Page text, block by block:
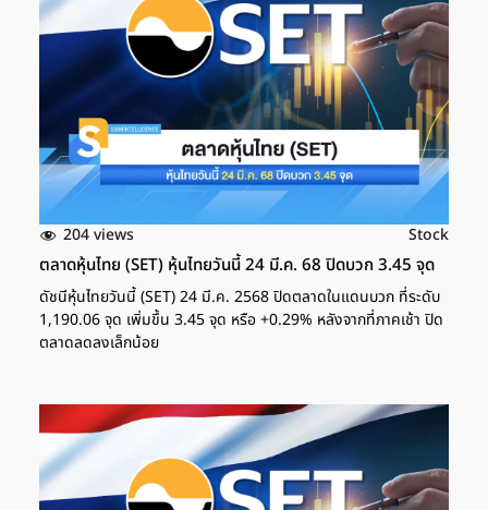
204 views Stock
ตลาดหุ้นไทย (SET) หุ้นไทยวันนี้ 24 มี.ค. 68 ปิดบวก 3.45 จุด
ดัชนีหุ้นไทยวันนี้ (SET) 24 มี.ค. 2568 ปิดตลาดในแดนบวก ที่ระดับ
1,190.06 จุด เพิ่มขึ้น 3.45 จุด หรือ +0.29% หลังจากที่ภาคเช้า ปิด
ตลาดลดลงเล็กน้อย